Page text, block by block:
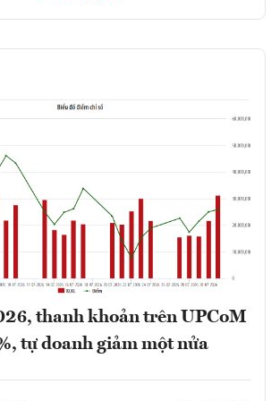
thanh khoản trên UPCoM
tự doanh giảm một nửa